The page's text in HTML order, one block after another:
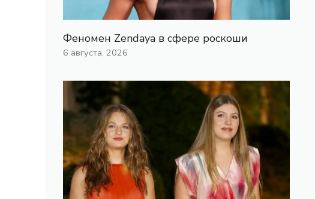
Феномен Zendaya в сфере роскоши
6 августа, 2026